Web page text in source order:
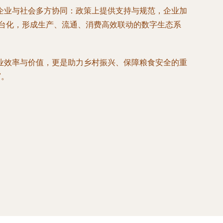
与社会多方协同：政策上提供支持与规范，企业加
化，形成生产、流通、消费高效联动的数字生态系
率与价值，更是助力乡村振兴、保障粮食安全的重